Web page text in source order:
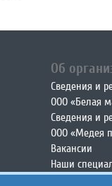
Об
Сведения и
ООО «Белая
Сведения и
ООО «Медея
Вакансии
Наши